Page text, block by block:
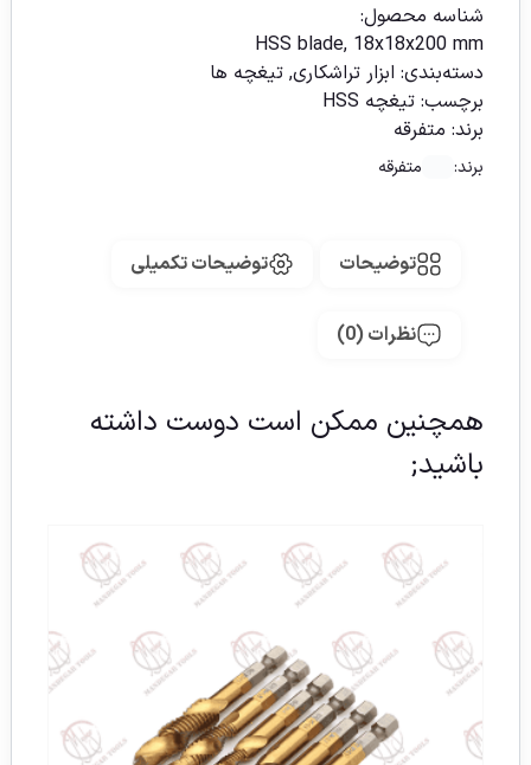
شناسه محصول:
HSS blade, 18x18x200 mm
دسته‌بندی: ابزار تراشکاری, تیغچه ها
برچسب: تیغچه HSS
برند: متفرقه
برند: متفرقه
توضیحات توضیحات تکمیلی
نظرات (0)
همچنین ممکن است دوست داشته
باشید;